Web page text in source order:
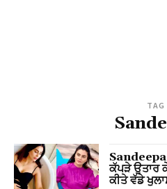
TAG
ਕੱਪੜੇ ਉਤਾਰ
ਕੀਤੇ ਵੱਡੇ